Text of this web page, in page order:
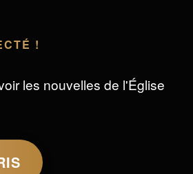
!
les nouvelles de l'Église